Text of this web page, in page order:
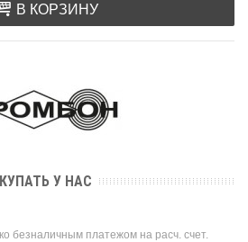
В КОРЗИНУ
У НАС
безналичным платежом на расч. счет.